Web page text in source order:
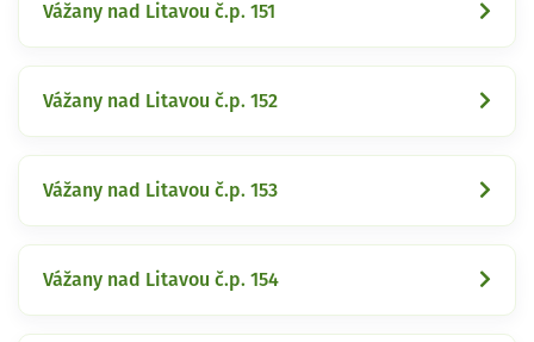
Vážany nad Litavou č.p. 151
Vážany nad Litavou č.p. 152
Vážany nad Litavou č.p. 153
Vážany nad Litavou č.p. 154